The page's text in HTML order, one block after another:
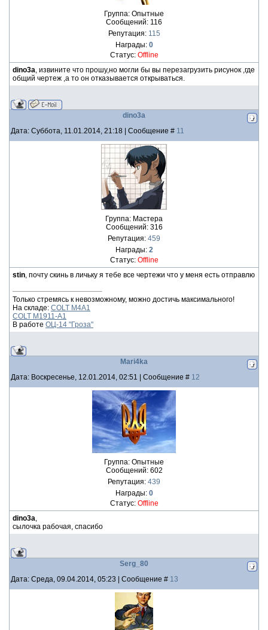
Группа: Опытные
Сообщений: 116
Репутация: 115
Награды: 0
Статус: Offline
dino3a, извините что прошу,но могли бы вы перезагрузить рисунок ,где
общий чертеж ,а то он отказывается открываться.
dino3a
Дата: Суббота, 11.01.2014, 21:18 | Сообщение # 11
Группа: Мастера
Сообщений: 316
Репутация: 459
Награды: 2
Статус: Offline
stin, почту скинь в личьку я тебе все чертежи что у меня есть отправлю
Только стремясь к невозможному, можно достичь максимального!
На складе: COLT M4A1
COLT M1911-A1
В работе ОЦ-14 "Гроза"
Mari4ka
Дата: Воскресенье, 12.01.2014, 02:51 | Сообщение # 12
Группа: Опытные
Сообщений: 602
Репутация: 439
Награды: 0
Статус: Offline
dino3a,
сылочка рабочая, спасибо
Serg_80
Дата: Среда, 09.04.2014, 05:23 | Сообщение # 13